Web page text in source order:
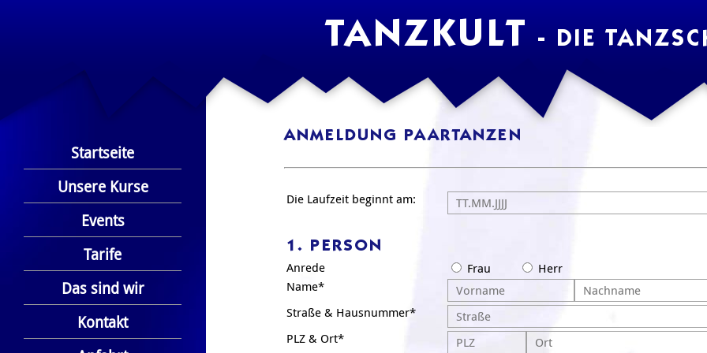
TANZKULT - DIE
Startseite
Unsere Kurse
Events
Tarife
Das sind wir
Kontakt
ANMELDUNG PAARTANZEN
Die Laufzeit beginnt am:
1. PERSON
Anrede Frau
Herr
Name*
Straße & Hausnummer*
PLZ & Ort*